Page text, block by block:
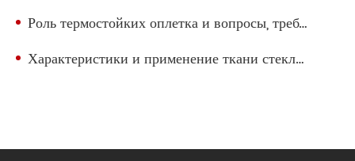
Роль термостойких оплетка и вопросы, требующие внимания при выборе
Характеристики и применение ткани стеклоткани алюминиевой фольги